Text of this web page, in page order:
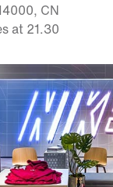
CN
at 21.30